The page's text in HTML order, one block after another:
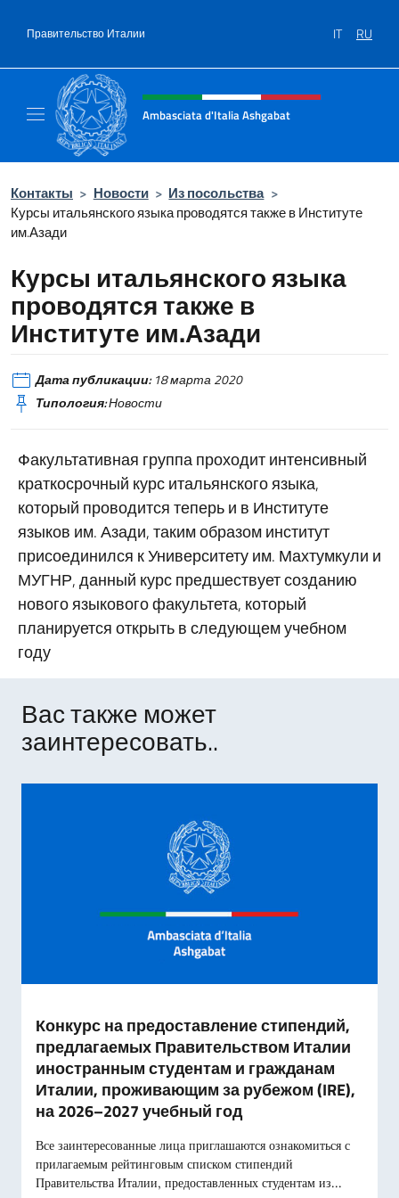
Правительство Италии IT RU
Шапка сайта, соцсети и
Ambasciata d'Italia Ashgabat
Контакты > Новости > Из посольства >
Курсы итальянского языка проводятся также в Институте
им.Азади
Курсы итальянского языка
проводятся также в
Институте им.Азади
Дата публикации:18 марта 2020
Типология:Новости
Факультативная группа проходит интенсивный
краткосрочный курс итальянского языка,
который проводится теперь и в Институте
языков им. Азади, таким образом институт
присоединился к Университету им. Махтумкули и
МУГНР, данный курс предшествует созданию
нового языкового факультета, который
планируется открыть в следующем учебном
году
Вас также может
заинтересовать..
Конкурс на предоставление стипендий,
предлагаемых Правительством Италии
иностранным студентам и гражданам
Италии, проживающим за рубежом (IRE),
на 2026–2027 учебный год
Все заинтересованные лица приглашаются ознакомиться с
прилагаемым рейтинговым списком стипендий
Правительства Италии, предоставленных студентам из...